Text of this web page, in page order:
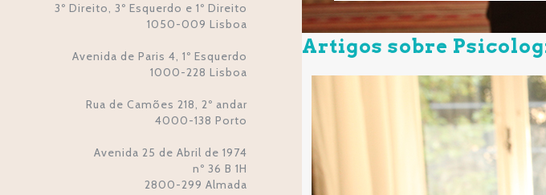
3º Direito, 3º Esquerdo e 1º Direito
1050-009 Lisboa
Avenida de Paris 4, 1º Esquerdo
1000-228 Lisboa
Rua de Camões 218, 2º andar
4000-138 Porto
Avenida 25 de Abril de 1974
nº 36 B 1H
2800-299 Almada
Artigos sobre